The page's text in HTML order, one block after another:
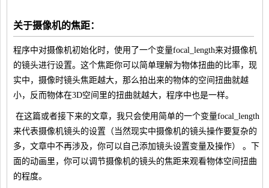
关于摄像机的焦距：
程序中对摄像机初始化时，使用了一个变量focal_length来对摄像机
的镜头进行设置。这个焦距你可以简单理解为物体扭曲的比率，现
实中，摄像时镜头焦距越大，那么拍出来的物体的空间扭曲就越
小，反而物体在3D空间里的扭曲就越大，程序中也是一样。
在这篇或者接下来的文章，我只会使用简单的一个变量focal_length
来代表摄像机镜头的设置（当然现实中摄像机的镜头操作要复杂的
多，文章中不再涉及，你可以自己添加镜头设置变量及操作） 。下
面的动画里，你可以调节摄像机的镜头的焦距来观看物体空间扭曲
的程度。